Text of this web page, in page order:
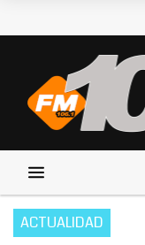
ACTUALIDAD